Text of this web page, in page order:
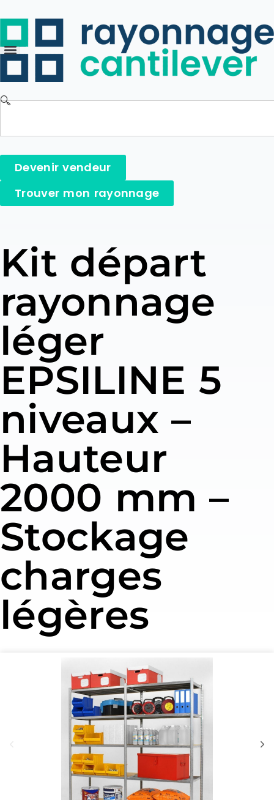
Devenir vendeur
Trouver mon rayonnage
Kit départ
rayonnage
léger
EPSILINE 5
niveaux –
Hauteur
2000 mm –
Stockage
charges
légères